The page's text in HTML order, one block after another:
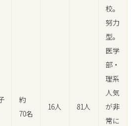
約
70名
16人 81人
校。
努力
型。
医学
部・
理系
人気
が非
常に